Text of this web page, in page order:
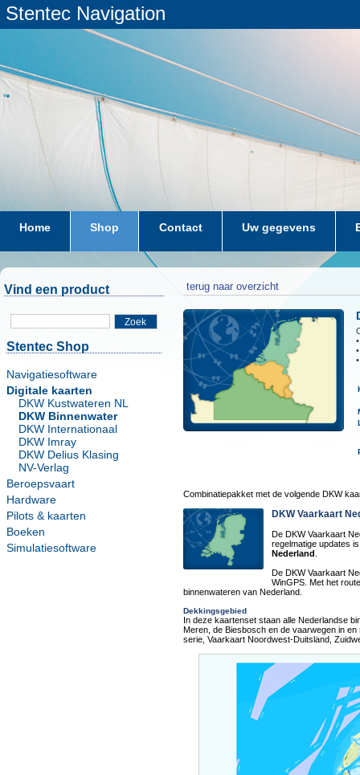
Stentec Navigation
Home Shop Contact Uw gegevens
Vind een product
Zoek
Stentec Shop
Navigatiesoftware
Digitale kaarten
DKW Kustwateren NL
DKW Binnenwater
DKW Internationaal
DKW Imray
DKW Delius Klasing
NV-Verlag
Beroepsvaart
Hardware
Pilots & kaarten
Boeken
Simulatiesoftware
terug naar overzicht
Combinatiepakket met de volgende DKW
DKW Vaarkaart
De DKW Vaarkaart
regelmatige updates
Nederland
De DKW Vaarkaart
WinGPS. Met het
binnenwateren van Nederland.
Dekkingsgebied
In deze kaartenset staan alle Nederlandse
Meren, de Biesbosch en de vaarwegen in
serie, Vaarkaart Noordwest-Duitsland,